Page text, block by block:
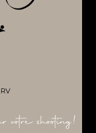
shooting!